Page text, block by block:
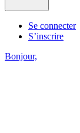
Se connecter
S’inscrire
Bonjour,